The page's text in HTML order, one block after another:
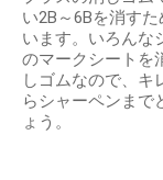
い2B～6Bを消す
います。いろんな
のマークシートを
しゴムなので、キ
らシャーペンまで
ょう。